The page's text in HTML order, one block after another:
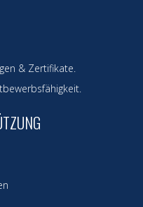
& Zertifikate.